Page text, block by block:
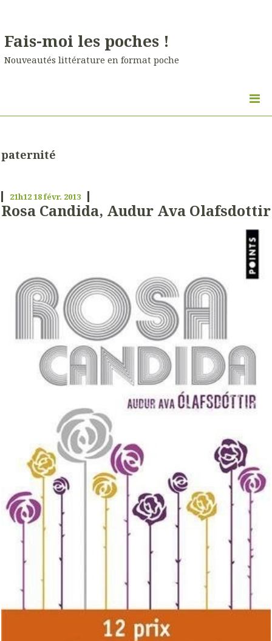
Fais-moi les poches !
Nouveautés littérature en format poche
paternité
21h1218févr. 2013
Rosa Candida, Audur Ava Olafsdottir